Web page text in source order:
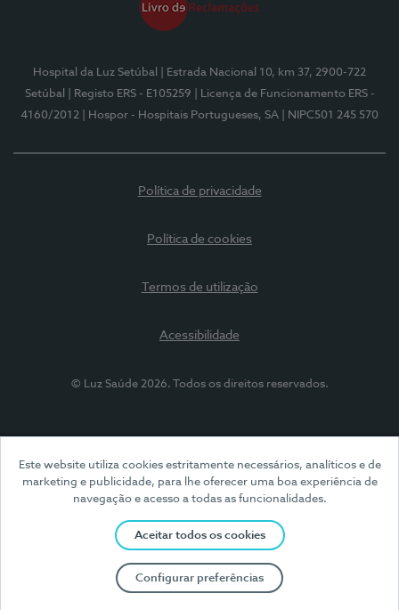
Este website utiliza cookies estritamente necessários, analíticos e de
marketing e publicidade, para lhe oferecer uma boa experiência de
navegação e acesso a todas as funcionalidades.
Aceitar todos os cookies
Configurar preferências
Hospital da Luz Setúbal
| Estrada Nacional 10, km 37, 2900-722
Setúbal
| Registo ERS - E105259
| Licença de Funcionamento ERS -
4160/2012
| Hospor - Hospitais Portugueses, SA | NIPC501 245 570
Política de privacidade
Política de cookies
Termos de utilização
Acessibilidade
© Luz Saúde 2026. Todos os direitos reservados.